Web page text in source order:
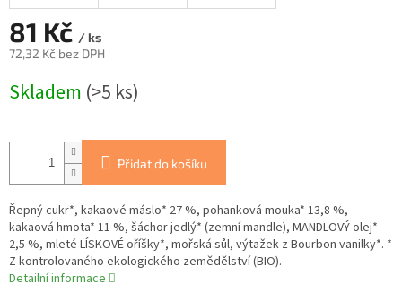
81 Kč / ks
72,32 Kč bez DPH
cena:
Skladem (>5 ks)
Přidat do košíku
Řepný cukr*, kakaové máslo* 27 %, pohanková mouka* 13,8 %,
kakaová hmota* 11 %, šáchor jedlý* (zemní mandle), MANDLOVÝ olej*
2,5 %, mleté LÍSKOVÉ oříšky*, mořská sůl, výtažek z Bourbon vanilky*. *
Z kontrolovaného ekologického zemědělství (BIO).
Detailní informace